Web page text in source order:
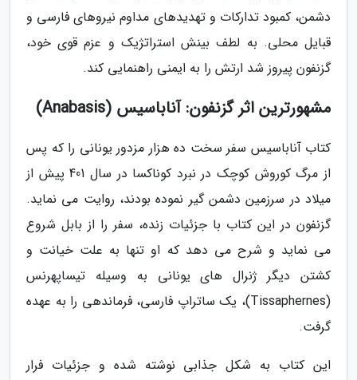
دشمن، کمبود تدارکات و تهدیدهای مداوم نیروهای فارسی و
قبایل محلی. به لطف بینش استراتژیک و عزم قوی خود،
گزنفون پیروز شد ارتش را به ایمنی راهنمایی کند.
مشهورترین اثر گزنفون: آناباسیس (Anabasis)
کتاب آناباسیس سفر سخت ده هزار مزدور یونانی را که پس
از مرگ کوروش کوچک در نبرد کوناکسا در سال 401 پیش از
میلاد در سرزمین دشمن گیر نموده بودند، روایت می نماید.
گزنفون در این کتاب با جزئیات زنده، سفر را از بابل شروع
می نماید و شرح می دهد که او تنها به علت خیانت و
کشتن دیگر ژنرال های یونانی به وسیله تیساپهرنس
(Tissaphernes)، یک ساتراپ فارسی، فرماندهی را به عهده
گرفت.
این کتاب به شکل جذابی نوشته شده و جزئیات فرار